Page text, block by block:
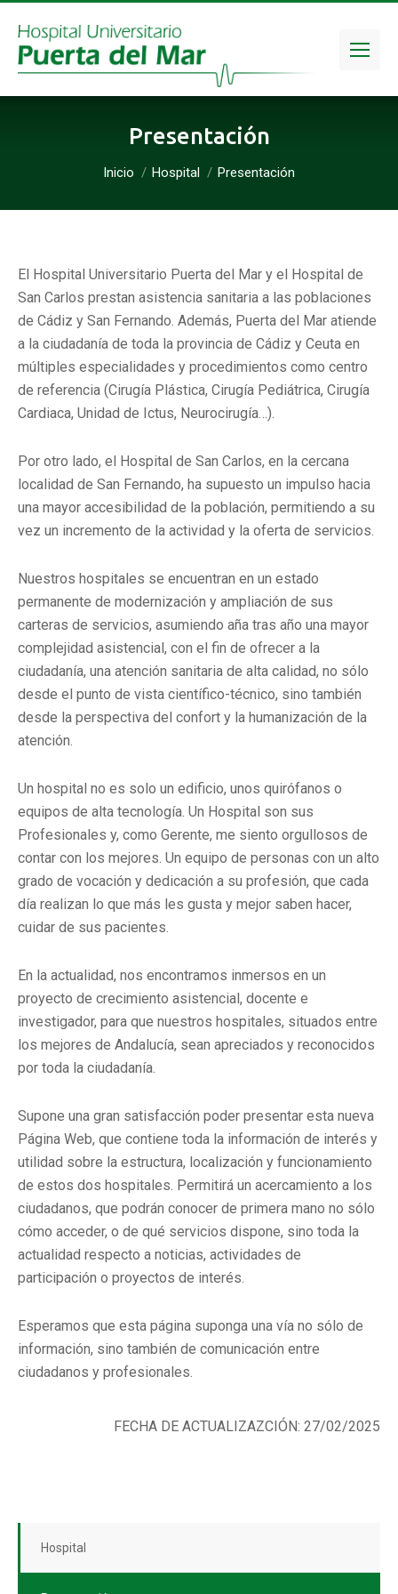
Presentación
Inicio Hospital Presentación
El Hospital Universitario Puerta del Mar y el Hospital de
San Carlos prestan asistencia sanitaria a las poblaciones
de Cádiz y San Fernando. Además, Puerta del Mar atiende
a la ciudadanía de toda la provincia de Cádiz y Ceuta en
múltiples especialidades y procedimientos como centro
de referencia (Cirugía Plástica, Cirugía Pediátrica, Cirugía
Cardiaca, Unidad de Ictus, Neurocirugía…).
Por otro lado, el Hospital de San Carlos, en la cercana
localidad de San Fernando, ha supuesto un impulso hacia
una mayor accesibilidad de la población, permitiendo a su
vez un incremento de la actividad y la oferta de servicios.
Nuestros hospitales se encuentran en un estado
permanente de modernización y ampliación de sus
carteras de servicios, asumiendo aña tras año una mayor
complejidad asistencial, con el fin de ofrecer a la
ciudadanía, una atención sanitaria de alta calidad, no sólo
desde el punto de vista científico-técnico, sino también
desde la perspectiva del confort y la humanización de la
atención.
Un hospital no es solo un edificio, unos quirófanos o
equipos de alta tecnología. Un Hospital son sus
Profesionales y, como Gerente, me siento orgullosos de
contar con los mejores. Un equipo de personas con un alto
grado de vocación y dedicación a su profesión, que cada
día realizan lo que más les gusta y mejor saben hacer,
cuidar de sus pacientes.
En la actualidad, nos encontramos inmersos en un
proyecto de crecimiento asistencial, docente e
investigador, para que nuestros hospitales, situados entre
los mejores de Andalucía, sean apreciados y reconocidos
por toda la ciudadanía.
Supone una gran satisfacción poder presentar esta nueva
Página Web, que contiene toda la información de interés y
utilidad sobre la estructura, localización y funcionamiento
de estos dos hospitales. Permitirá un acercamiento a los
ciudadanos, que podrán conocer de primera mano no sólo
cómo acceder, o de qué servicios dispone, sino toda la
actualidad respecto a noticias, actividades de
participación o proyectos de interés.
Esperamos que esta página suponga una vía no sólo de
información, sino también de comunicación entre
ciudadanos y profesionales.
FECHA DE ACTUALIZAZCIÓN: 27/02/2025
Hospital